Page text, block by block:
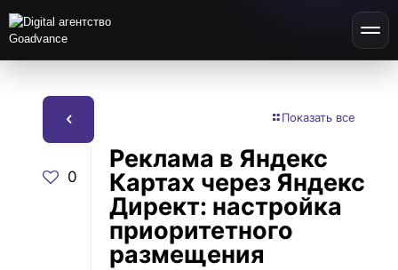
Показать все
0
Реклама в Яндекс
Картах через Яндекс
Директ: настройка
приоритетного
размещения